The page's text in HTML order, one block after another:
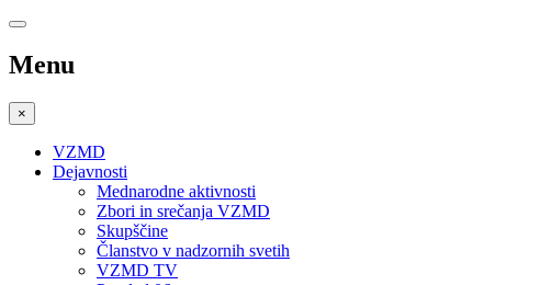
Menu
×
VZMD
Dejavnosti
Mednarodne aktivnosti
Zbori in srečanja VZMD
Skupščine
Članstvo v nadzornih svetih
VZMD TV